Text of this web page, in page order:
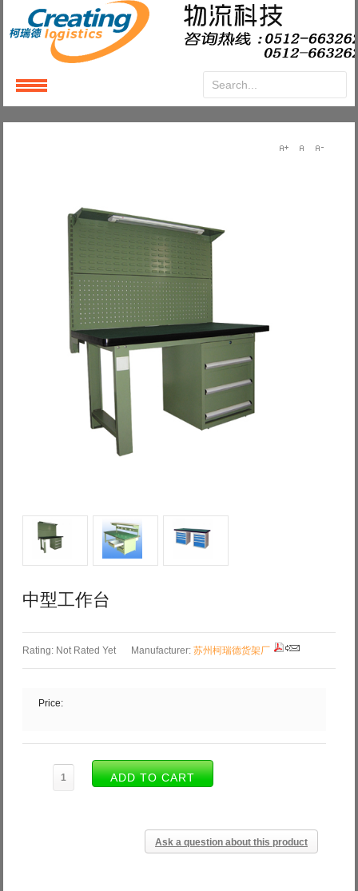
中型工作台
Rating: Not Rated Yet Manufacturer: 苏州柯瑞德货架厂
Price:
Ask a question about this product
LoginorRegister
Remember Me
Log in with Facebook
Forgot your password?
Forgot your username?